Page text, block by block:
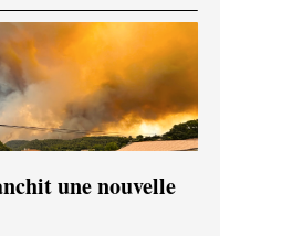
une nouvelle